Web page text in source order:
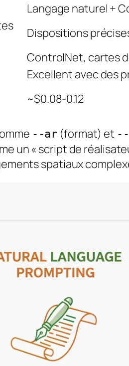
Langage naturel +
Dispositions
ControlNet, cartes
Excellent avec des
~$0.08-0.12
--ar (format) et
un « script de
spatiaux